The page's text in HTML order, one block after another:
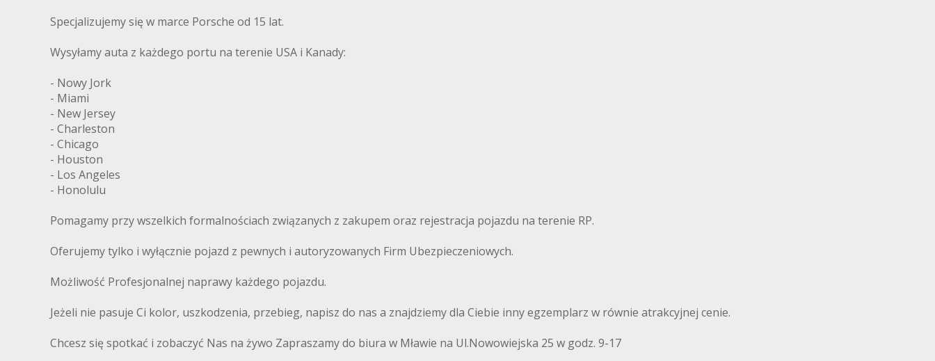
Specjalizujemy się w marce Porsche od 15 lat.
Wysyłamy auta z każdego portu na terenie USA i Kanady:
- Nowy Jork
- Miami
- New Jersey
- Charleston
- Chicago
- Houston
- Los Angeles
- Honolulu
Pomagamy przy wszelkich formalnościach związanych z zakupem oraz rejestracja pojazdu na terenie RP.
Oferujemy tylko i wyłącznie pojazd z pewnych i autoryzowanych Firm Ubezpieczeniowych.
Możliwość Profesjonalnej naprawy każdego pojazdu.
Jeżeli nie pasuje Ci kolor, uszkodzenia, przebieg, napisz do nas a znajdziemy dla Ciebie inny egzemplarz w równie atrakcyjnej cenie.
Chcesz się spotkać i zobaczyć Nas na żywo Zapraszamy do biura w Mławie na Ul.Nowowiejska 25 w godz. 9-17